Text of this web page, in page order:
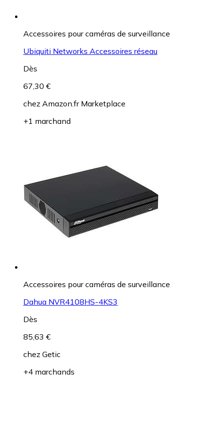
Accessoires pour caméras de surveillance
Ubiquiti Networks Accessoires réseau
Dès
67,30 €
chez Amazon.fr Marketplace
+1 marchand
Accessoires pour caméras de surveillance
Dahua NVR4108HS-4KS3
Dès
85,63 €
chez Getic
+4 marchands